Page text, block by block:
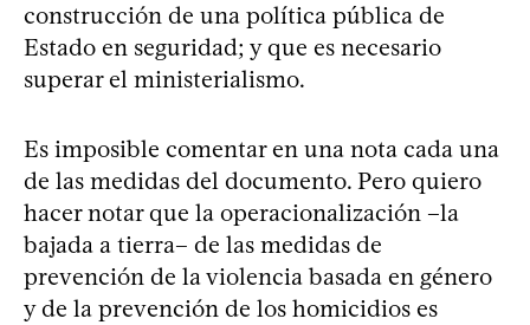
construcción de una política pública de
Estado en seguridad; y que es necesario
superar el ministerialismo.
Es imposible comentar en una nota cada una
de las medidas del documento. Pero quiero
hacer notar que la operacionalización –la
bajada a tierra– de las medidas de
prevención de la violencia basada en género
y de la prevención de los homicidios es